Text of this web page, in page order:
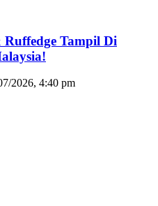
Tampil Di
2026, 4:40 pm